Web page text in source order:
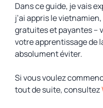
Dans ce guide, je vais
j’ai appris le
gratuites et payantes –
votre apprentissage de
absolument éviter.
Si vous voulez
tout de suite, consultez